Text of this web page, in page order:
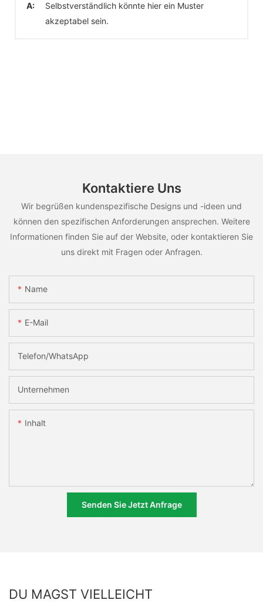
A:
Selbstverständlich könnte hier ein Muster
akzeptabel sein.
Kontaktiere Uns
Wir begrüßen kundenspezifische Designs und -ideen und
können den spezifischen Anforderungen ansprechen. Weitere
Informationen finden Sie auf der Website, oder kontaktieren Sie
uns direkt mit Fragen oder Anfragen.
Name
E-Mail
Telefon/WhatsApp
Unternehmen
Inhalt
Senden Sie Jetzt Anfrage
DU MAGST VIELLEICHT